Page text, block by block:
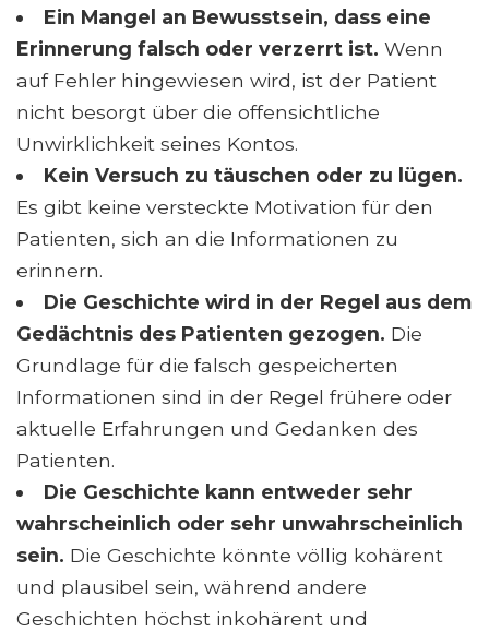
Ein Mangel an Bewusstsein, dass eine
Erinnerung falsch oder verzerrt ist. Wenn
auf Fehler hingewiesen wird, ist der Patient
nicht besorgt über die offensichtliche
Unwirklichkeit seines Kontos.
Kein Versuch zu täuschen oder zu lügen.
Es gibt keine versteckte Motivation für den
Patienten, sich an die Informationen zu
erinnern.
Die Geschichte wird in der Regel aus dem
Gedächtnis des Patienten gezogen. Die
Grundlage für die falsch gespeicherten
Informationen sind in der Regel frühere oder
aktuelle Erfahrungen und Gedanken des
Patienten.
Die Geschichte kann entweder sehr
wahrscheinlich oder sehr unwahrscheinlich
sein. Die Geschichte könnte völlig kohärent
und plausibel sein, während andere
Geschichten höchst inkohärent und